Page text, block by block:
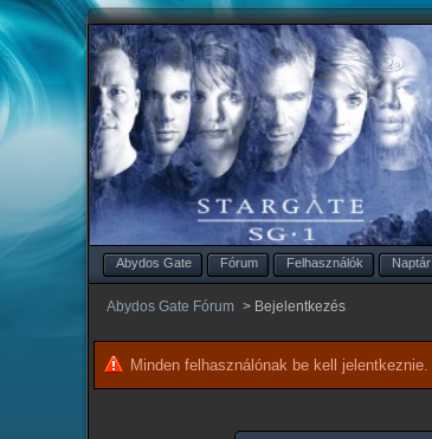
Abydos Gate Fórum Felhasználók Naptár
Abydos Gate Fórum > Bejelentkezés
Minden felhasználónak be kell jelentkeznie.